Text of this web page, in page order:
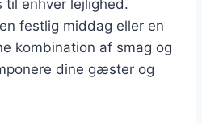
til enhver lejlighed.
festlig middag eller en
kombination af smag og
dine gæster og